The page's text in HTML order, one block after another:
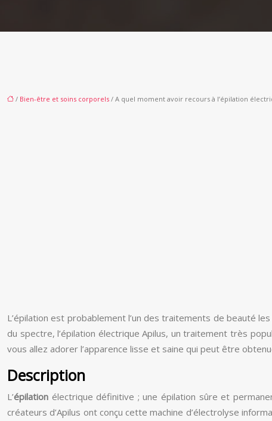
/ Bien-être et soins corporels / A quel moment avoir recours à l’épilation
L’épilation est probablement l’un des traitements de beauté
du spectre, l’épilation électrique Apilus, un traitement très
vous allez adorer l’apparence lisse et saine qui peut être
Description
L’épilation électrique définitive ; une épilation sûre et
créateurs d’Apilus ont conçu cette machine d’électrolyse